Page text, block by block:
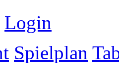
Login
Spielplan